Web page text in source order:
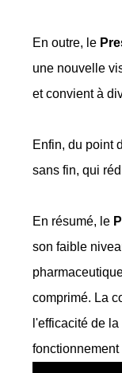
En outre, le
une nouvelle
et convient à
Enfin, du point
sans fin, qui
En résumé, le
son faible
comprimé. La
l'efficacité de